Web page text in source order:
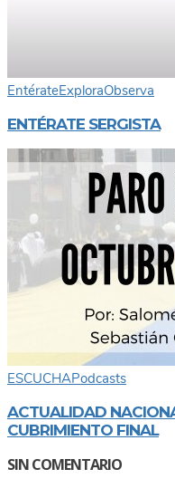
EntérateExploraObserva
ENTÉRATE SERGISTA
ESCUCHAPodcasts
ACTUALIDAD
CUBRIMIENTO FINAL
SIN COMENTARIO